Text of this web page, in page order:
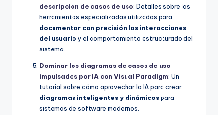
descripción de casos de uso: Detalles sobre las
herramientas especializadas utilizadas para
documentar con precisión las interacciones
del usuario y el comportamiento estructurado del
sistema.
Dominar los diagramas de casos de uso
impulsados por IA con Visual Paradigm: Un
tutorial sobre cómo aprovechar la IA para crear
diagramas inteligentes y dinámicospara
sistemas de software modernos.